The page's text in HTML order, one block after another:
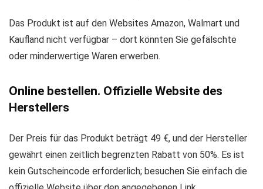
Das Produkt ist auf den Websites Amazon, Walmart und
Kaufland nicht verfügbar – dort könnten Sie gefälschte
oder minderwertige Waren erwerben.
Online bestellen. Offizielle Website des
Herstellers
Der Preis für das Produkt beträgt 49 €, und der Hersteller
gewährt einen zeitlich begrenzten Rabatt von 50%. Es ist
kein Gutscheincode erforderlich; besuchen Sie einfach die